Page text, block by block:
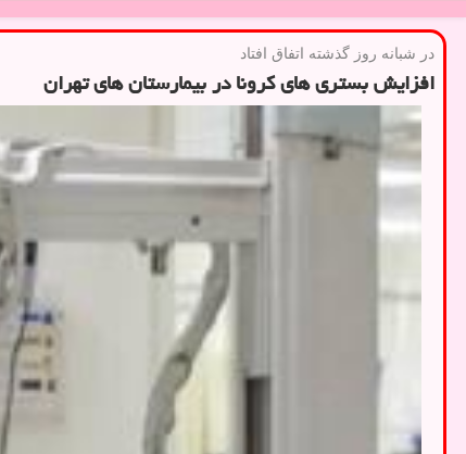
در شبانه روز گذشته اتفاق افتاد
افزایش بستری های كرونا در بیمارستان های تهران